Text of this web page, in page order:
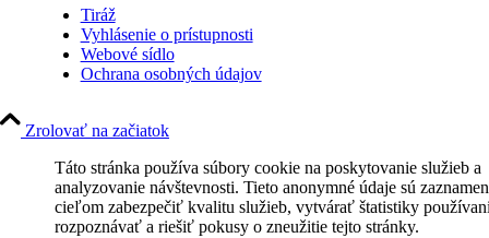
Tiráž
Vyhlásenie o prístupnosti
Webové sídlo
Ochrana osobných údajov
Zrolovať na začiatok
Táto stránka používa súbory cookie na poskytovanie služieb a
analyzovanie návštevnosti. Tieto anonymné údaje sú
cieľom zabezpečiť kvalitu služieb, vytvárať štatistiky
rozpoznávať a riešiť pokusy o zneužitie tejto stránky.